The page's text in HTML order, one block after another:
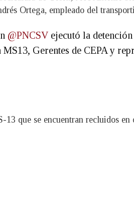
Ortega, empleado del
@PNCSVejecutó la
Gerentes de CEPA y
que se encuentran recluidos en